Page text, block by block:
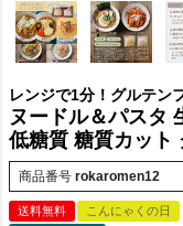
レンジで1分！グルテン
ヌードル＆パスタ
低糖質 糖質カット
商品番号 rokaromen12
送料無料
こんにゃくの日